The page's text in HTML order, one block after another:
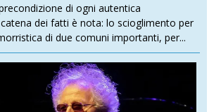
di ogni autentica
dei fatti è nota: lo scioglimento per
di due comuni importanti, per...